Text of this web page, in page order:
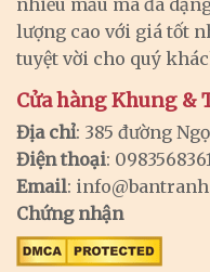
lượng cao với giá tốt
tuyệt vời cho quý
Cửa hàng Khung &
Địa chỉ: 385 đường
Điện thoại: 0983568361
Email:
Chứng nhận